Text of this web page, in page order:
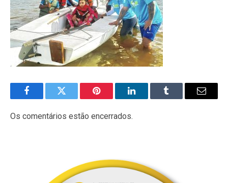
FacebookTwitter Pinterest LinkedInTumblr
E-
Os comentários estão encerrados.